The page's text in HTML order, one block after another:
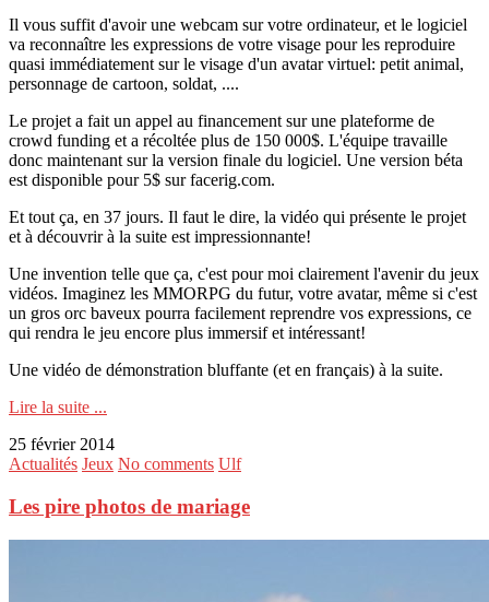
Il vous suffit d'avoir une webcam sur votre ordinateur, et le logiciel
va reconnaître les expressions de votre visage pour les reproduire
quasi immédiatement sur le visage d'un avatar virtuel: petit animal,
personnage de cartoon, soldat, ....
Le projet a fait un appel au financement sur une plateforme de
crowd funding et a récoltée plus de 150 000$. L'équipe travaille
donc maintenant sur la version finale du logiciel. Une version béta
est disponible pour 5$ sur facerig.com.
Et tout ça, en 37 jours. Il faut le dire, la vidéo qui présente le projet
et à découvrir à la suite est impressionnante!
Une invention telle que ça, c'est pour moi clairement l'avenir du jeux
vidéos. Imaginez les MMORPG du futur, votre avatar, même si c'est
un gros orc baveux pourra facilement reprendre vos expressions, ce
qui rendra le jeu encore plus immersif et intéressant!
Une vidéo de démonstration bluffante (et en français) à la suite.
Lire la suite ...
25 février 2014
Actualités Jeux No comments Ulf
Les pire photos de mariage